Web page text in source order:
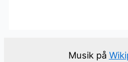
Musik på